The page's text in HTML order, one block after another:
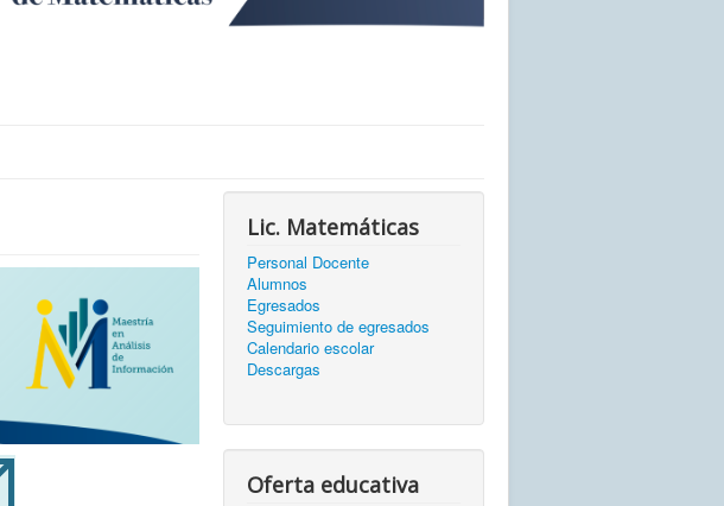
Lic. Matemáticas
Personal Docente
Alumnos
Egresados
Seguimiento de egresados
Calendario escolar
Descargas
Oferta educativa